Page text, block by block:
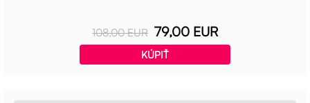
108,00 EUR 79,00 EUR
KÚPIŤ